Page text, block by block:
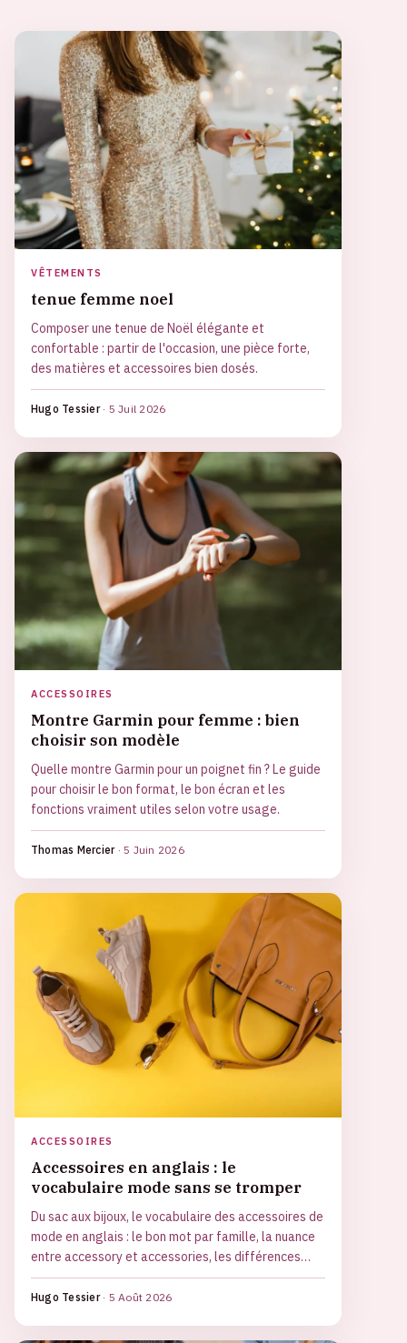
VÊTEMENTS
tenue femme noel
Composer une tenue de Noël élégante et
confortable : partir de l'occasion, une pièce forte,
des matières et accessoires bien dosés.
Hugo Tessier · 5 Juil 2026
ACCESSOIRES
Montre Garmin pour femme : bien
choisir son modèle
Quelle montre Garmin pour un poignet fin ? Le guide
pour choisir le bon format, le bon écran et les
fonctions vraiment utiles selon votre usage.
Thomas Mercier ·5 Juin 2026
ACCESSOIRES
Accessoires en anglais : le
vocabulaire mode sans se tromper
Du sac aux bijoux, le vocabulaire des accessoires de
mode en anglais : le bon mot par famille, la nuance
entre accessory et accessories, les différences
britanniques et américaines et les faux-amis à
éviter.
Hugo Tessier · 5 Août 2026